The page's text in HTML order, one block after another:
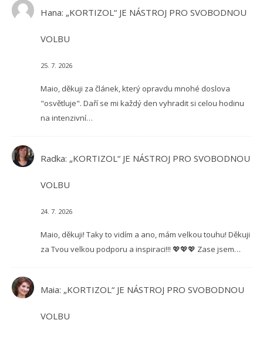
Hana: „KORTIZOL“ JE NÁSTROJ PRO SVOBODNOU
VOLBU
25. 7. 2026
Maio, děkuji za článek, který opravdu mnohé doslova
"osvětluje". Daří se mi každý den vyhradit si celou hodinu
na intenzivní…
Radka: „KORTIZOL“ JE NÁSTROJ PRO SVOBODNOU
VOLBU
24. 7. 2026
Maio, děkuji! Taky to vidím a ano, mám velkou touhu! Děkuji
za Tvou velkou podporu a inspiraci!!! 💖💖💖 Zase jsem…
Maia: „KORTIZOL“ JE NÁSTROJ PRO SVOBODNOU
VOLBU